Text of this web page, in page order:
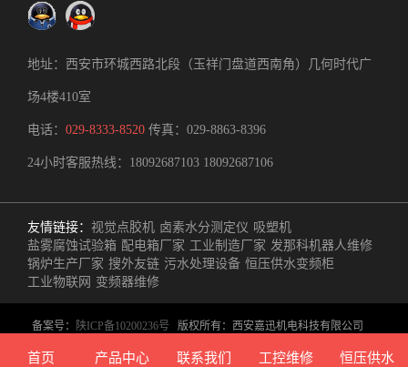
地址：西安市环城西路北段（玉祥门盘道西南角）几何时代广
场4楼410室
电话： 029-8333-8520 传真：029-8863-8396
24小时客服热线： 18092687103 18092687106
友情链接： 视觉点胶机 卤素水分测定仪 吸塑机
盐雾腐蚀试验箱 配电箱厂家 工业制造厂家 发那科机器人维修
锅炉生产厂家 搜外友链 污水处理设备 恒压供水变频柜
工业物联网 变频器维修
备案号： 陕ICP备10200236号 版权所有：西安嘉迅机电科技有限公司
套生产制造、非标自动化设备研制开发、技术（维修）服务
首页 产品中心 联系我们 工控维修 恒压供水